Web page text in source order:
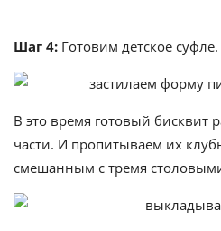
Шаг 4: Готовим детское суфле.
В это время готовый бисквит
части. И пропитываем их
смешанным с тремя